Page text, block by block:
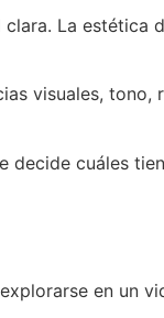
La estética
visuales, tono,
decide cuáles
en un